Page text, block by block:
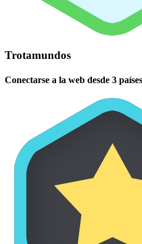
Trotamundos
Conectarse a la web desde 3